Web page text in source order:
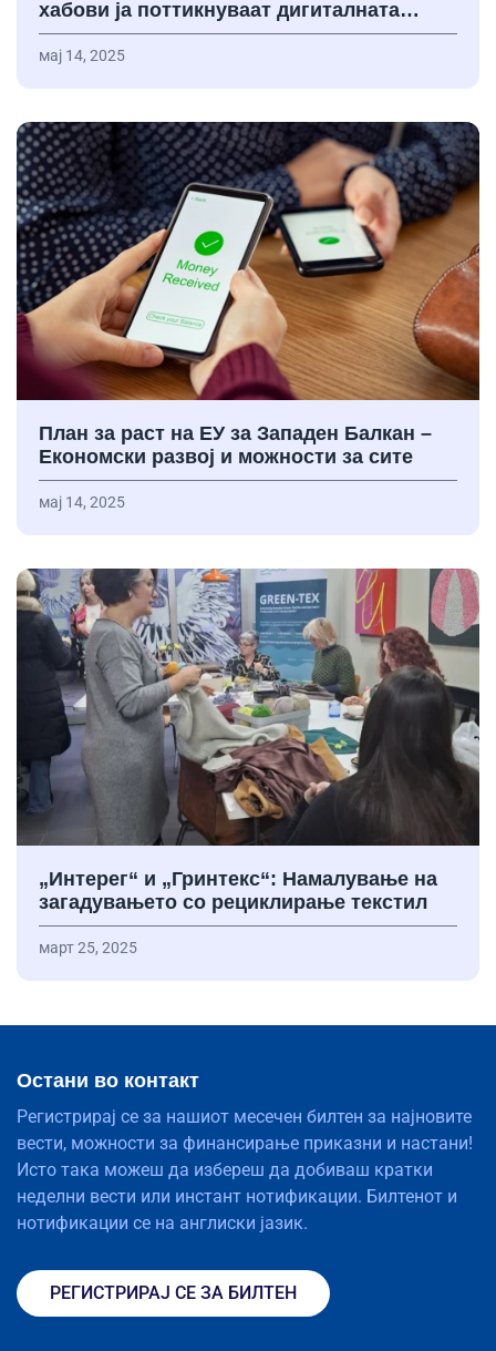
хабови ја поттикнуваат дигиталната…
мај 14, 2025
План за раст на ЕУ за Западен Балкан –
Економски развој и можности за сите
мај 14, 2025
„Интерег“ и „Гринтекс“: Намалување на
загадувањето со рециклирање текстил
март 25, 2025
Остани во контакт
Регистрирај се за нашиот месечен билтен за најновите
вести, можности за финансирање приказни и настани!
Исто така можеш да избереш да добиваш кратки
неделни вести или инстант нотификации. Билтенот и
нотификации се на англиски јазик.
РЕГИСТРИРАЈ СЕ ЗА БИЛТЕН